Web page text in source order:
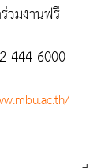
วมงานฟรี
444 6000